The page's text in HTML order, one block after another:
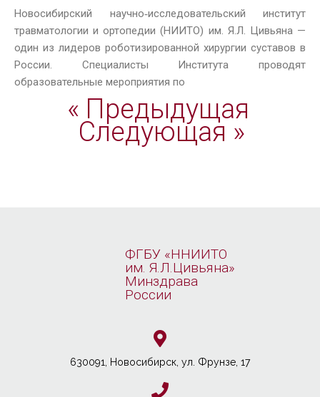
Новосибирский научно‑исследовательский институт
травматологии и ортопедии (НИИТО) им. Я.Л. Цивьяна —
один из лидеров роботизированной хирургии суставов в
России. Специалисты Института проводят
образовательные мероприятия по
« Предыдущая
Следующая »
ФГБУ «ННИИТО
им. Я.Л.Цивьяна»
Минздрава
России
630091, Новосибирcк, ул. Фрунзе, 17